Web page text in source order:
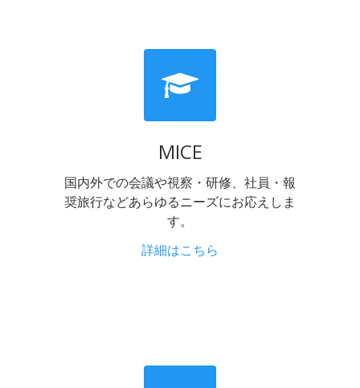
MICE
国内外での会議や視察・研修、社員・報
奨旅行などあらゆるニーズにお応えしま
す。
詳細はこちら